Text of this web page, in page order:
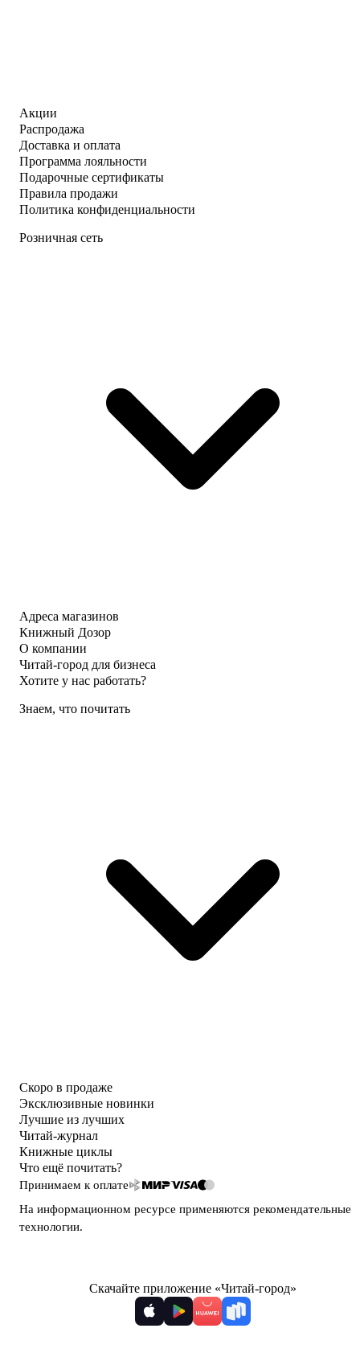
Акции
Распродажа
Доставка и оплата
Программа лояльности
Подарочные сертификаты
Правила продажи
Политика конфиденциальности
Розничная сеть
Адреса магазинов
Книжный Дозор
О компании
Читай-город для бизнеса
Хотите у нас работать?
Знаем, что почитать
Скоро в продаже
Эксклюзивные новинки
Лучшие из лучших
Читай-журнал
Книжные циклы
Что ещё почитать?
Принимаем к оплате
На информационном ресурсе применяются рекомендательные
технологии.
Скачайте приложение «Читай-город»